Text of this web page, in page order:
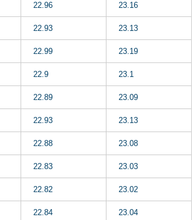
22.96 23.16
22.93 23.13
22.99 23.19
22.9 23.1
22.89 23.09
22.93 23.13
22.88 23.08
22.83 23.03
22.82 23.02
22.84 23.04